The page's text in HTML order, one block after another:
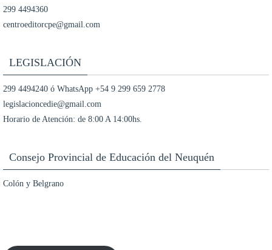
299 4494360
centroeditorcpe@gmail.com
LEGISLACIÓN
299 4494240 ó WhatsApp +54 9 299 659 2778
legislacioncedie@gmail.com
Horario de Atención: de 8:00 A 14:00hs.
Consejo Provincial de Educación del Neuquén
Colón y Belgrano